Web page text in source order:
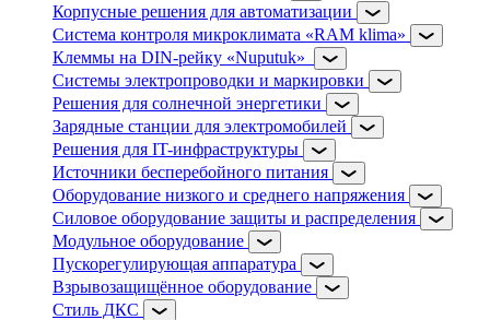
Корпусные решения для автоматизации
Система контроля микроклимата «RAM klima»
Клеммы на DIN-рейку «Nuputuk»
Системы электропроводки и маркировки
Решения для солнечной энергетики
Зарядные станции для электромобилей
Решения для IT-инфраструктуры
Источники бесперебойного питания
Оборудование низкого и среднего напряжения
Силовое оборудование защиты и распределения
Модульное оборудование
Пускорегулирующая аппаратура
Взрывозащищённое оборудование
Стиль ДКС